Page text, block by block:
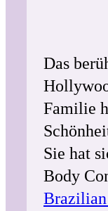
Das
Familie
Sie hat
Body